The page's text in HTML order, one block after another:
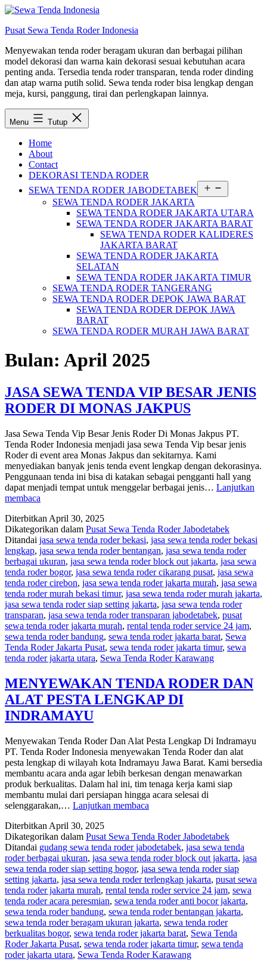
Lewati
konten
Pusat Sewa Tenda Roder Indonesia
Menyewakan tenda roder beragam ukuran dan berbagai pilihan
model dekorasi dan warna kain dekorasi sesuai kebutuhan acara
penting anda. Tersedia tenda roder transparan, tenda roder dinding
dan atap warna putih solid. Sewa tenda roder bisa lengkap dengan
meja, kursi, panggung, tirai dan perlengkapan lainnya.
Menu Tutup
Home
About
Contact
DEKORASI TENDA RODER
SEWA TENDA RODER JABODETABEK
menu
SEWA TENDA RODER JAKARTA
SEWA TENDA RODER JAKARTA UTARA
SEWA TENDA RODER JAKARTA BARAT
SEWA TENDA RODER KALIDERES
JAKARTA BARAT
SEWA TENDA RODER JAKARTA
SELATAN
SEWA TENDA RODER JAKARTA TIMUR
SEWA TENDA RODER TANGERANG
SEWA TENDA RODER DEPOK JAWA BARAT
SEWA TENDA RODER DEPOK JAWA
BARAT
SEWA TENDA RODER MURAH JAWA BARAT
Bulan: April 2025
JASA SEWA TENDA VIP BESAR JENIS
RODER DI MONAS JAKPUS
Jasa Sewa Tenda Vip Besar Jenis Roder Di Monas Jakpus PT.
Tenda Roder Indonesia menjadi jasa sewa Tenda Vip besar jenis
Roder di event area Monas Jakpus dan sekitarnya. Kami
menyediakan banyak jenis tenda event lengkap dengan dekorasinya.
Penggunaan tenda ini bisa di katakan sebagai pengganti hall yang
dapat menjadi tempat untuk menggelar berbagai jenis… Lanjutkan
membaca
TENDA
VIP
BESAR
JENIS
RODER
DI
MONAS
JAKPUS
Diterbitkan April 30, 2025
Dikategorikan dalam Pusat Sewa Tenda Roder Jabodetabek
Ditandai jasa sewa tenda roder bekasi, jasa sewa tenda roder bekasi
lengkap, jasa sewa tenda roder bentangan, jasa sewa tenda roder
berbagai ukuran, jasa sewa tenda roder block out jakarta, jasa sewa
tenda roder bogor, jasa sewa tenda roder cikarang pusat, jasa sewa
tenda roder cirebon, jasa sewa tenda roder jakarta murah, jasa sewa
tenda roder murah bekasi timur, jasa sewa tenda roder murah jakarta,
jasa sewa tenda roder siap setting jakarta, jasa sewa tenda roder
transparan, jasa sewa tenda roder transparan jabodetabek, pusat
sewa tenda roder jakarta murah, rental tenda roder service 24 jam,
sewa tenda roder bandung, sewa tenda roder jakarta barat, Sewa
Tenda Roder Jakarta Pusat, sewa tenda roder jakarta timur, sewa
tenda roder jakarta utara, Sewa Tenda Roder Karawang
MENYEWAKAN TENDA RODER DAN
ALAT PESTA LENGKAP DI
INDRAMAYU
Menyewakan Tenda Roder Dan Alat Pesta Lengkap Di Indramayu
PT. Tenda Roder Indonesia menyewakan Tenda Roder dan alat
pesta lengkap di wilayah kota Indramayu Jawa Barat. Kami bersedia
membantu acara anda agar lebih berkesan dengan menawarkan
produk berkualitas. Dalam hal ini, tim tenaga kerja kami siap
membantu mulai dari persiapan hingga acara selesai di
selenggarakan,… Lanjutkan membaca
DAN
ALAT
PESTA
LENGKAP
DI
INDRAMAYU
Diterbitkan April 30, 2025
Dikategorikan dalam Pusat Sewa Tenda Roder Jabodetabek
Ditandai gudang sewa tenda roder jabodetabek, jasa sewa tenda
roder berbagai ukuran, jasa sewa tenda roder block out jakarta, jasa
sewa tenda roder siap setting bogor, jasa sewa tenda roder siap
setting jakarta, jasa sewa tenda roder terlengkap jakarta, pusat sewa
tenda roder jakarta murah, rental tenda roder service 24 jam, sewa
tenda roder acara peresmian, sewa tenda roder anti bocor jakarta,
sewa tenda roder bandung, sewa tenda roder bentangan jakarta,
sewa tenda roder beragam ukuran jakarta, sewa tenda roder
berkualitas bogor, sewa tenda roder jakarta barat, Sewa Tenda
Roder Jakarta Pusat, sewa tenda roder jakarta timur, sewa tenda
roder jakarta utara, Sewa Tenda Roder Karawang